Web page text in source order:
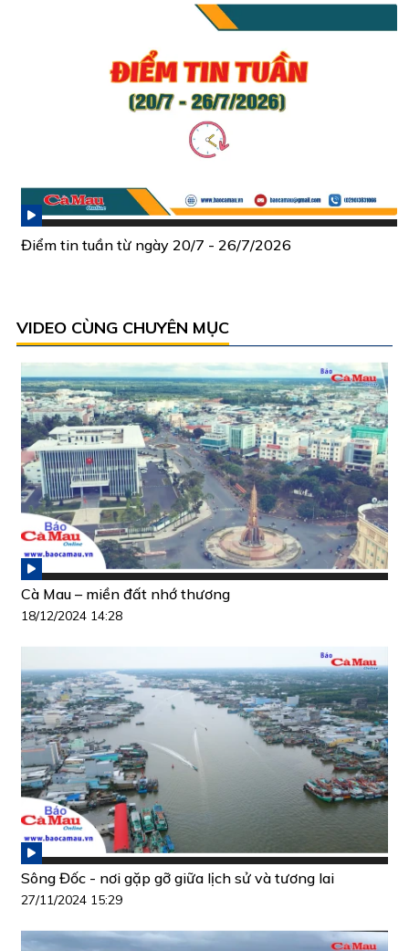
Điểm tin tuần từ ngày 20/7 - 26/7/2026
VIDEO CÙNG CHUYÊN MỤC
Cà Mau – miền đất nhớ thương
18/12/2024 14:28
Sông Đốc - nơi gặp gỡ giữa lịch sử và tương lai
27/11/2024 15:29